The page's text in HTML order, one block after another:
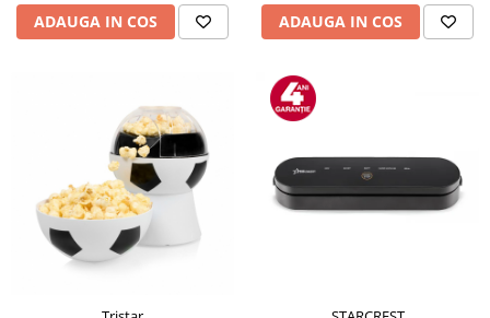
ADAUGA IN COS ADAUGA IN COS